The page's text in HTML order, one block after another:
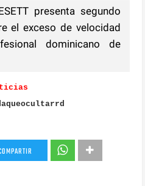
presenta segundo
el exceso de velocidad
dominicano de